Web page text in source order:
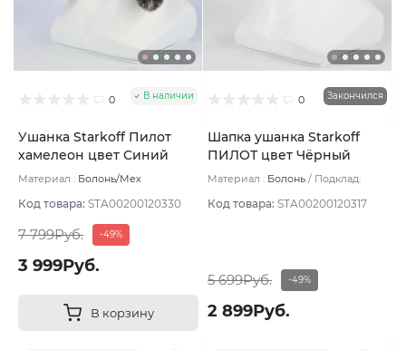
0 В наличии
Ушанка Starkoff Пилот
хамелеон цвет Синий
размер 59
Материал : Болонь/Мех
Код товара: STA00200120330
7 799Руб. -49%
3 999Руб.
В корзину
0 Закончился
Шапка ушанка Starkoff
ПИЛОТ цвет Чёрный
размер 59
Материал : Болонь
Подклад:
Код товара: STA00200120317
5 699Руб. -49%
2 899Руб.